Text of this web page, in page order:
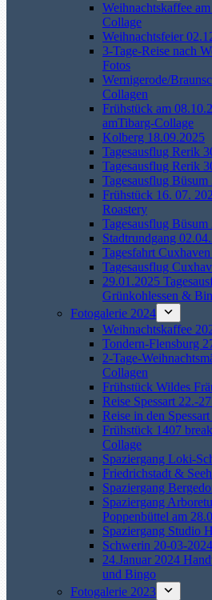
Weihnachtskaffee
Collage
Weihnachtsfeier
3-Tage-Reise nach
Fotos
Wernigerode/
Collagen
Frühstück am
amTibarg-Collage
Kolberg 18.09.2025
Tagesausflug Rerik
Tagesausflug Rerik
Tagesausflug
Frühstück 16. 07.
Roastery
Tagesausflug
Stadtrundgang
Tagesfahrt
Tagesausflug
29.01.2025
Grünkohlessen &
Fotogalerie 2024
Weihnachtskaffee
Tondern-Flensburg
2-Tage-
Collagen
Frühstück Wildes
Reise Spessart 22.-
Reise in den
Frühstück 1407
Collage
Spaziergang Loki-
Friedrichstadt &
Spaziergang
Spaziergang
Poppenbüttel am
Spaziergang Studio
Schwerin 20-03-2024
24.Januar 2024
und Bingo
Fotogalerie 2023